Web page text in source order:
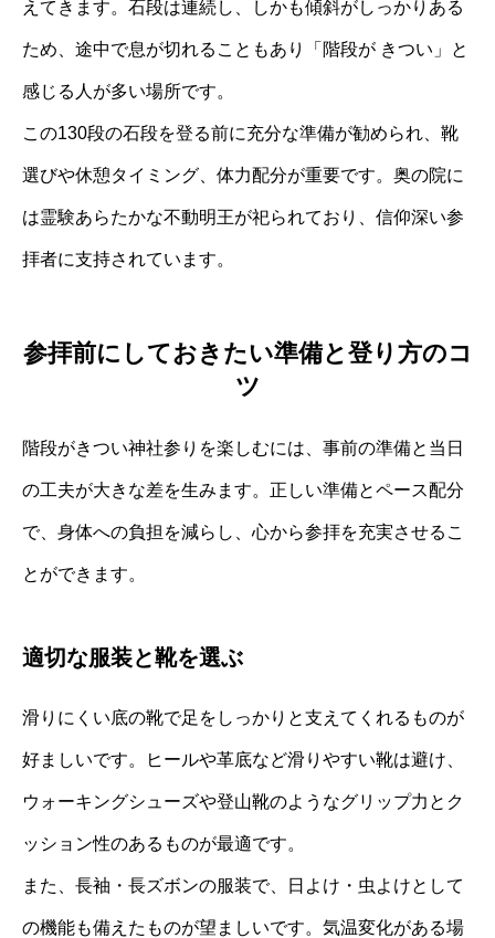
えてきます。石段は連続し、しかも傾斜がしっかりある
ため、途中で息が切れることもあり「階段が きつい」と
感じる人が多い場所です。
この130段の石段を登る前に充分な準備が勧められ、靴
選びや休憩タイミング、体力配分が重要です。奥の院に
は霊験あらたかな不動明王が祀られており、信仰深い参
拝者に支持されています。
参拝前にしておきたい準備と登り方のコ
ツ
階段がきつい神社参りを楽しむには、事前の準備と当日
の工夫が大きな差を生みます。正しい準備とペース配分
で、身体への負担を減らし、心から参拝を充実させるこ
とができます。
適切な服装と靴を選ぶ
滑りにくい底の靴で足をしっかりと支えてくれるものが
好ましいです。ヒールや革底など滑りやすい靴は避け、
ウォーキングシューズや登山靴のようなグリップ力とク
ッション性のあるものが最適です。
また、長袖・長ズボンの服装で、日よけ・虫よけとして
の機能も備えたものが望ましいです。気温変化がある場